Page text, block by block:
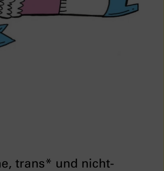
trans* und nicht-